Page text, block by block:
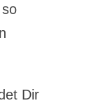
Dir